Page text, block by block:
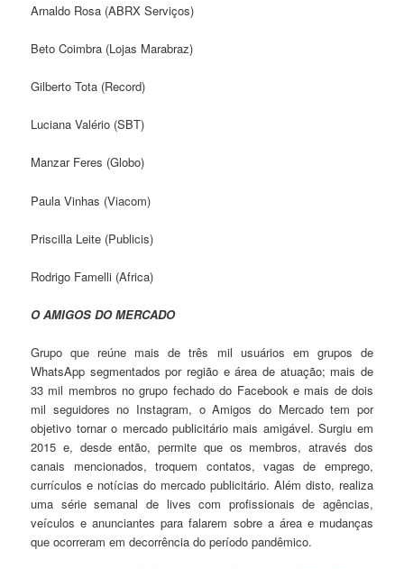
Arnaldo Rosa (ABRX Serviços)
Beto Coimbra (Lojas Marabraz)
Gilberto Tota (Record)
Luciana Valério (SBT)
Manzar Feres (Globo)
Paula Vinhas (Viacom)
Priscilla Leite (Publicis)
Rodrigo Famelli (Africa)
O AMIGOS DO MERCADO
Grupo que reúne mais de três mil usuários em grupos de
WhatsApp segmentados por região e área de atuação; mais de
33 mil membros no grupo fechado do Facebook e mais de dois
mil seguidores no Instagram, o Amigos do Mercado tem por
objetivo tornar o mercado publicitário mais amigável. Surgiu em
2015 e, desde então, permite que os membros, através dos
canais mencionados, troquem contatos, vagas de emprego,
currículos e notícias do mercado publicitário. Além disto, realiza
uma série semanal de lives com profissionais de agências,
veículos e anunciantes para falarem sobre a área e mudanças
que ocorreram em decorrência do período pandêmico.